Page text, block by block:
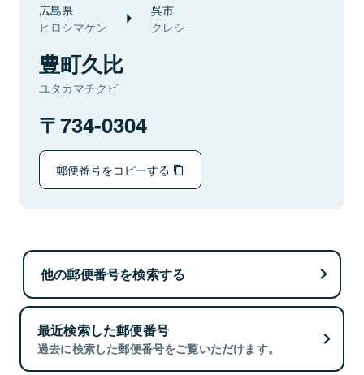
広島県
ヒロシマケン
呉市
クレシ
豊町久比
ユタカマチクビ
734-0304
郵便番号をコピーする
他の郵便番号を検索する
最近検索した郵便番号
過去に検索した郵便番号をご覧いただけます。